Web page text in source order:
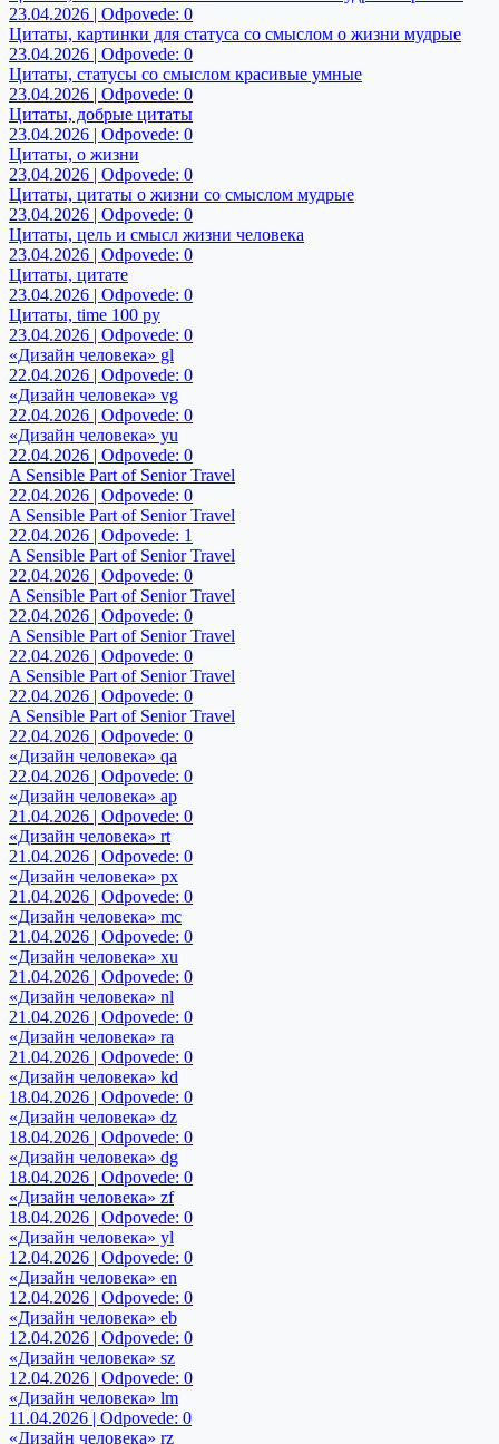
23.04.2026 | Odpovede: 0
Цитаты, картинки для статуса со смыслом о жизни мудрые
23.04.2026 | Odpovede: 0
Цитаты, статусы со смыслом красивые умные
23.04.2026 | Odpovede: 0
Цитаты, добрые цитаты
23.04.2026 | Odpovede: 0
Цитаты, о жизни
23.04.2026 | Odpovede: 0
Цитаты, цитаты о жизни со смыслом мудрые
23.04.2026 | Odpovede: 0
Цитаты, цель и смысл жизни человека
23.04.2026 | Odpovede: 0
Цитаты, цитате
23.04.2026 | Odpovede: 0
Цитаты, time 100 ру
23.04.2026 | Odpovede: 0
«Дизайн человека» gl
22.04.2026 | Odpovede: 0
«Дизайн человека» vg
22.04.2026 | Odpovede: 0
«Дизайн человека» yu
22.04.2026 | Odpovede: 0
A Sensible Part of Senior Travel
22.04.2026 | Odpovede: 0
A Sensible Part of Senior Travel
22.04.2026 | Odpovede: 1
A Sensible Part of Senior Travel
22.04.2026 | Odpovede: 0
A Sensible Part of Senior Travel
22.04.2026 | Odpovede: 0
A Sensible Part of Senior Travel
22.04.2026 | Odpovede: 0
A Sensible Part of Senior Travel
22.04.2026 | Odpovede: 0
A Sensible Part of Senior Travel
22.04.2026 | Odpovede: 0
«Дизайн человека» qa
22.04.2026 | Odpovede: 0
«Дизайн человека» ap
21.04.2026 | Odpovede: 0
«Дизайн человека» rt
21.04.2026 | Odpovede: 0
«Дизайн человека» px
21.04.2026 | Odpovede: 0
«Дизайн человека» mc
21.04.2026 | Odpovede: 0
«Дизайн человека» xu
21.04.2026 | Odpovede: 0
«Дизайн человека» nl
21.04.2026 | Odpovede: 0
«Дизайн человека» ra
21.04.2026 | Odpovede: 0
«Дизайн человека» kd
18.04.2026 | Odpovede: 0
«Дизайн человека» dz
18.04.2026 | Odpovede: 0
«Дизайн человека» dg
18.04.2026 | Odpovede: 0
«Дизайн человека» zf
18.04.2026 | Odpovede: 0
«Дизайн человека» yl
12.04.2026 | Odpovede: 0
«Дизайн человека» en
12.04.2026 | Odpovede: 0
«Дизайн человека» eb
12.04.2026 | Odpovede: 0
«Дизайн человека» sz
12.04.2026 | Odpovede: 0
«Дизайн человека» lm
11.04.2026 | Odpovede: 0
«Дизайн человека» rz